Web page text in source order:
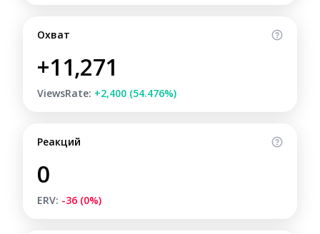
Охват
+11,271
ViewsRate: +2,400 (54.476%)
Реакций
0
ERV: -36 (0%)